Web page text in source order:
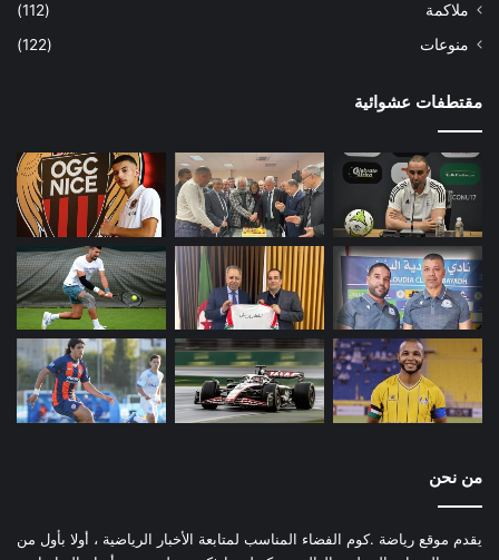
ملاكمة
(112)
منوعات
(122)
مقتطفات عشوائية
من نحن
يقدم موقع رياضة .كوم الفضاء المناسب لمتابعة الأخبار الرياضية ، أولا بأول من